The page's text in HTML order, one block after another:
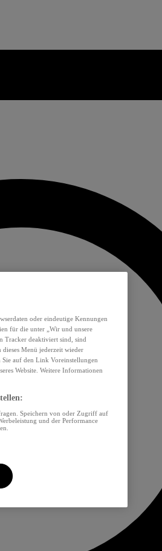
oder eindeutige Kennungen
für die unter „Wir und unsere
Tracker deaktiviert sind, sind
Menü jederzeit wieder
auf den Link Voreinstellungen
Website. Weitere Informationen
Speichern von oder Zugriff auf
und der Performance